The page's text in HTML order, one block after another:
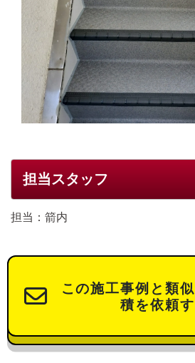
担当スタッフ
担当：箭内
この施工事例と類
積を依頼